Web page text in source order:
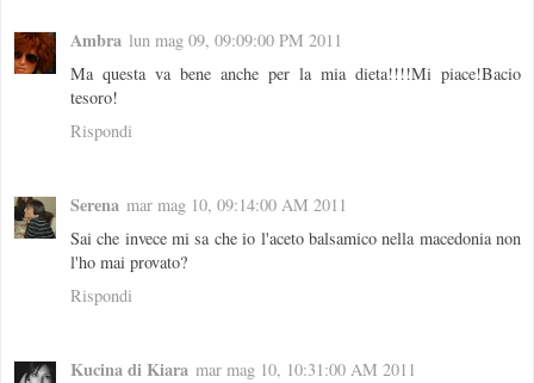
Ambra lun mag 09, 09:09:00 PM 2011
Ma questa va bene anche per la mia dieta!!!!Mi piace!Bacio
tesoro!
Rispondi
Serena mar mag 10, 09:14:00 AM 2011
Sai che invece mi sa che io l'aceto balsamico nella macedonia non
l'ho mai provato?
Rispondi
Kucina di Kiara mar mag 10, 10:31:00 AM 2011